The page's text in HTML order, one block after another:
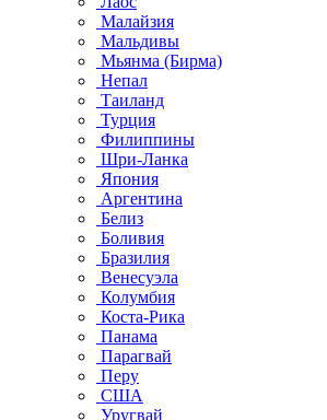
Малайзия
Мальдивы
Мьянма (Бирма)
Непал
Таиланд
Турция
Филиппины
Шри-Ланка
Япония
Аргентина
Белиз
Боливия
Бразилия
Венесуэла
Колумбия
Коста-Рика
Панама
Парагвай
Перу
США
Уругвай